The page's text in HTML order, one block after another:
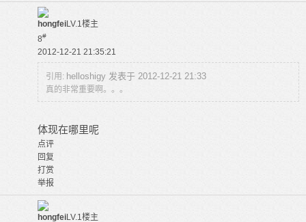
hongfeiLV.1楼主
8#
2012-12-21 21:35:21
引用: helloshigy 发表于 2012-12-21 21:33
真的非常重要啊。。。
体现在哪里呢
点评
回复
打赏
举报
hongfeiLV.1楼主